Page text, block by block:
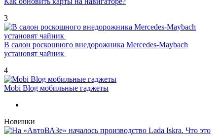
3
В салон роскошного внедорожника Mercedes-Maybach
установят чайник
4
Mobi Blog мобильные гаджеты
Новинки